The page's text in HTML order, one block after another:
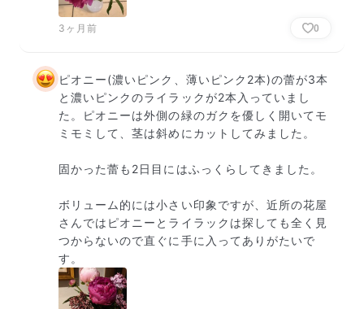
3ヶ月前 0
ピオニー(濃いピンク、薄いピンク2本)の蕾が3本
と濃いピンクのライラックが2本入っていまし
た。ピオニーは外側の緑のガクを優しく開いてモ
ミモミして、茎は斜めにカットしてみました。
固かった蕾も2日目にはふっくらしてきました。
ボリューム的には小さい印象ですが、近所の花屋
さんではピオニーとライラックは探しても全く見
つからないので直ぐに手に入ってありがたいで
す。